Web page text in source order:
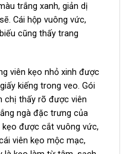
trắng xanh, giản dị
Cái hộp vuông vức,
cũng thấy trang
viên kẹo nhỏ xinh được
kiếng trong veo. Gói
chị thấy rõ được viên
ngà đặc trưng của
được cắt vuông vức,
viên kẹo mộc mạc,